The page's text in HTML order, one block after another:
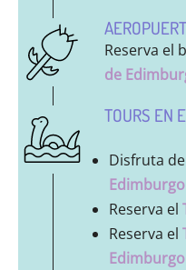
Reserva el
de
TOURS EN
Disfruta
Edimburgo
Reserva el
Reserva el
Edimburgo